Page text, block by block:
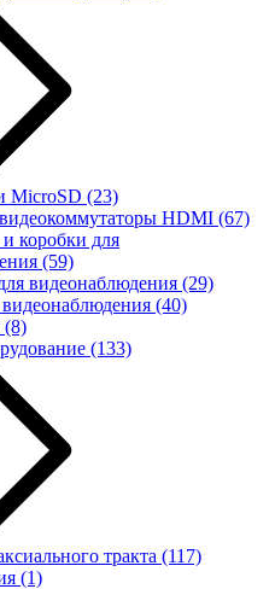
MicroSD (23)
HDMI (67)
коробки для
(59)
видеонаблюдения (29)
(40)
(8)
(133)
тракта (117)
(1)